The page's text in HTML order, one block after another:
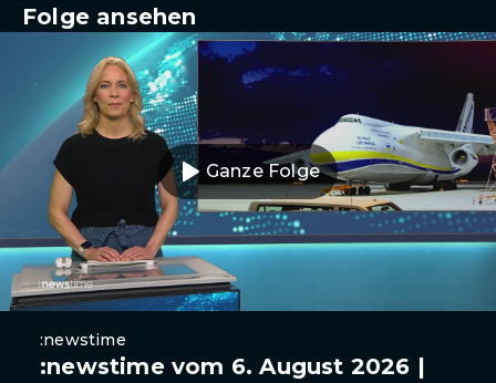
Folge ansehen
Ganze Folge
:newstime
:newstime vom 6. August 2026 |